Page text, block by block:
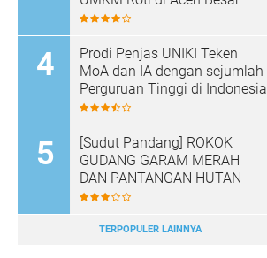
Prodi Penjas UNIKI Teken
MoA dan IA dengan sejumlah
Perguruan Tinggi di Indonesia
[Sudut Pandang] ROKOK
GUDANG GARAM MERAH
DAN PANTANGAN HUTAN
TERPOPULER LAINNYA